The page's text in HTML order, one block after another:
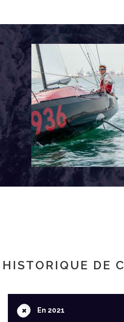
HISTORIQUE DE
+En 2021